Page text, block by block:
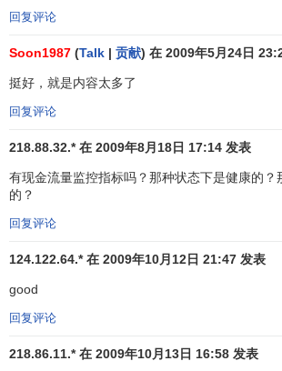
沦为垃圾公司的一个重要原因就是现金流
现金流的公司，特别要注意的是有些公司
一次性的方式取得的，而且只是通过会计
现金流量的分析
1、对获取现金的能力作出评价；
2、对
3、对收益的质量作出评价；
4、对投资活动和筹资活动作出评价。
回复评论
Soon1987 (Talk | 贡献) 在 2009年5月24日
挺好，就是内容太多了
回复评论
218.88.32.* 在 2009年8月18日 17:14 发表
有现金流量监控指标吗？那种状态下是健康的？
的？
回复评论
124.122.64.* 在 2009年10月12日 21:47 发表
good
回复评论
218.86.11.* 在 2009年10月13日 16:58 发表